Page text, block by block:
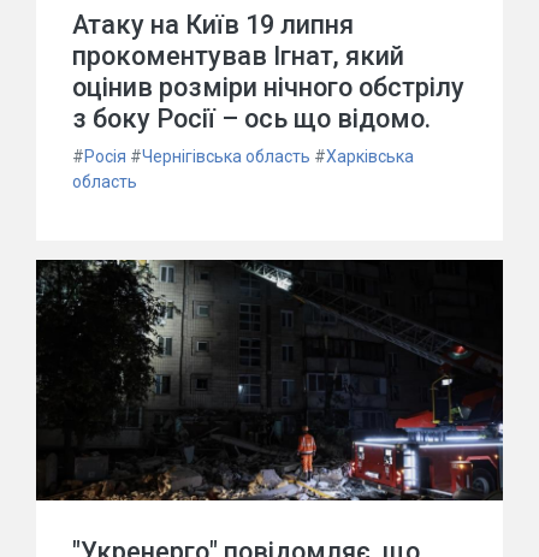
Атаку на Київ 19 липня
прокоментував Ігнат, який
оцінив розміри нічного обстрілу
з боку Росії – ось що відомо.
#Росія #Чернігівська область #Харківська
область